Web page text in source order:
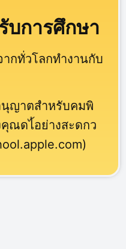
การศึกษา
กทั่วโลกทำงานกับ
นุญาตสำหรับคมพิ
ณดไ้อย่างสะดกว